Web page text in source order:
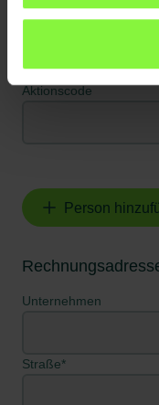
Aktionscode
Person
Unternehmen
Straße*